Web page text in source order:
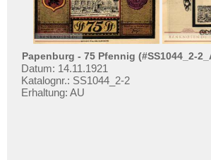
Penzberg
Penzlin
Pfaffendorf
Pfarrkirchen
Testbanknoten
Banknotenbriefe
Kataloge
Aufbewahrung
Gutscheine
Papenburg - 75 Pfennig (#SS1044_2-
Datum: 14.11.1921
Katalognr.: SS1044_2-2
Erhaltung: AU